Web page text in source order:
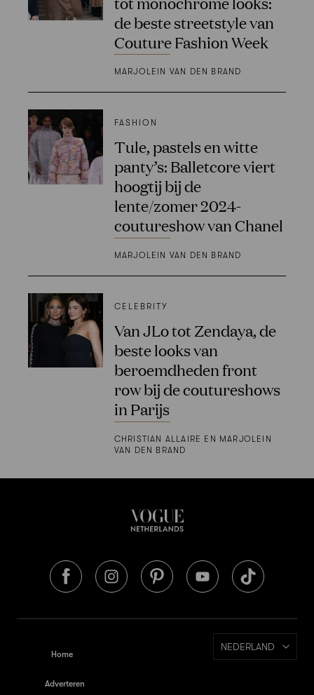
de beste streetstyle van
Couture Fashion Week
MARJOLEIN VAN DEN BRAND
FASHION
Tule, pastels en witte
panty’s: Balletcore viert
hoogtij bij de
lente/zomer 2024-
coutureshow van Chanel
MARJOLEIN VAN DEN BRAND
CELEBRITY
Van JLo tot Zendaya, de
beste looks van
beroemdheden front
row bij de coutureshows
in Parijs
CHRISTIAN ALLAIRE EN MARJOLEIN
VAN DEN BRAND
Home
Adverteren
NEDERLAND